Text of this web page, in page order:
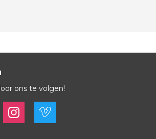
ons te volgen!
LinkedInBekijk ons op LinkedInBekijk ons op Vimeo